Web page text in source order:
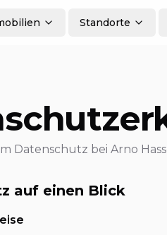
Standorte
Datenschutz bei Arno
auf einen Blick